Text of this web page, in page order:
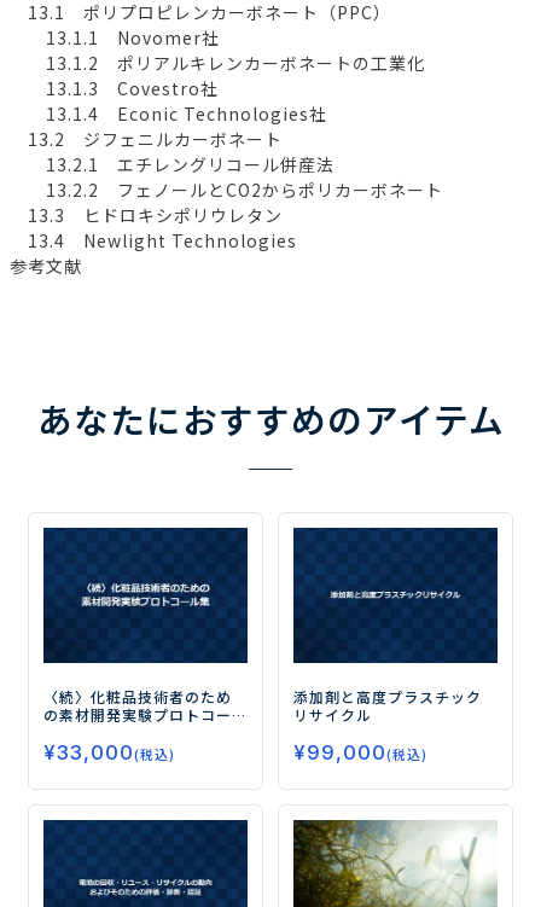
13.1 ポリプロピレンカーボネート（PPC）
13.1.1 Novomer社
13.1.2 ポリアルキレンカーボネートの工業化
13.1.3 Covestro社
13.1.4 Econic Technologies社
13.2 ジフェニルカーボネート
13.2.1 エチレングリコール併産法
13.2.2 フェノールとCO2からポリカーボネート
13.3 ヒドロキシポリウレタン
13.4 Newlight Technologies
参考文献
あなたにおすすめのアイテム
〈続〉化粧品技術者のため
の素材開発実験プロトコー
¥33,000(税込)
添加剤と高度プラスチック
リサイクル
¥99,000(税込)